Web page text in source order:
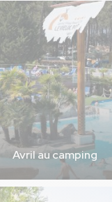
Avril au camping